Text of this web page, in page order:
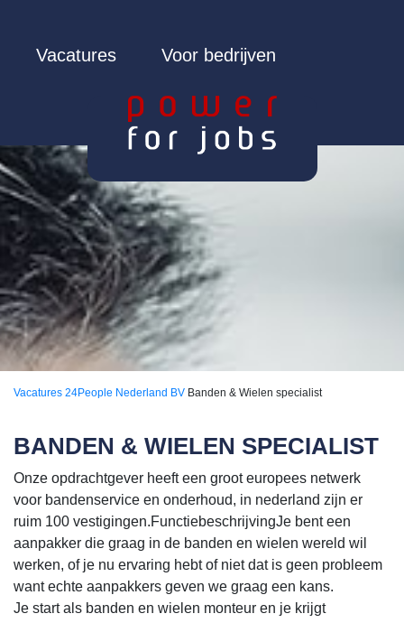
Vacatures Voor bedrijven
Vacatures 24People Nederland BV Banden & Wielen specialist
BANDEN & WIELEN SPECIALIST
Onze opdrachtgever heeft een groot europees netwerk
voor bandenservice en onderhoud, in nederland zijn er
ruim 100 vestigingen.FunctiebeschrijvingJe bent een
aanpakker die graag in de banden en wielen wereld wil
werken, of je nu ervaring hebt of niet dat is geen probleem
want echte aanpakkers geven we graag een kans.
Je start als banden en wielen monteur en je krijgt